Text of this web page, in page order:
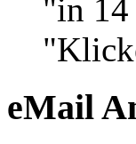
"in 14
eMail